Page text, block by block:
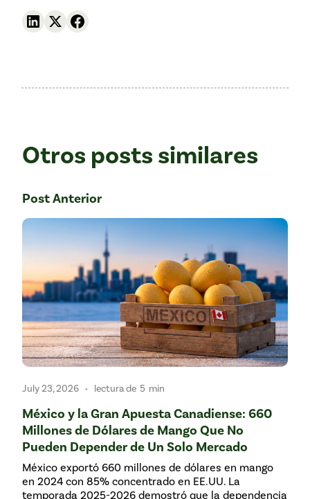
Otros posts similares
Post Anterior
July 23, 2026 • lectura de 5 min
México y la Gran Apuesta Canadiense: 660
Millones de Dólares de Mango Que No
Pueden Depender de Un Solo Mercado
México exportó 660 millones de dólares en mango
en 2024 con 85% concentrado en EE.UU. La
temporada 2025-2026 demostró que la dependencia